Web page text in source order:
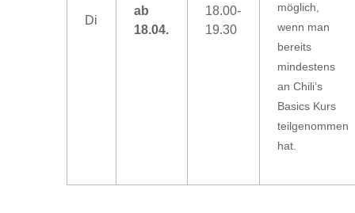
Di
ab
18.04.
18.00-
19.30
möglich,
wenn man
bereits
mindestens
an Chili‘s
Basics Kurs
teilgenommen
hat.